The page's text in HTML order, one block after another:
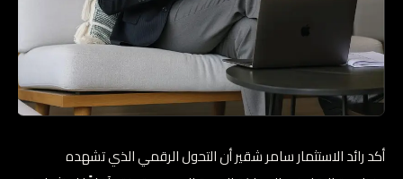
أكد رائد الاستثمار سامر شقير أن التحول الرقمي الذي تشهده